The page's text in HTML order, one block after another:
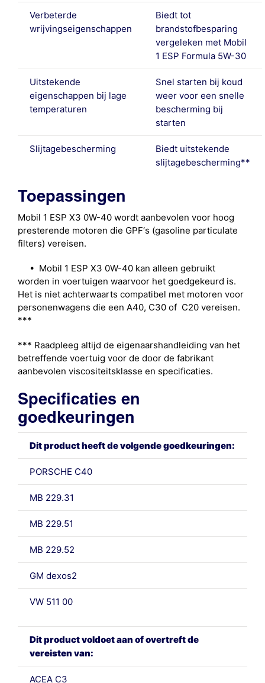
Verbeterde
wrijvingseigenschappen
Biedt tot
brandstofbesparing
vergeleken met Mobil
1 ESP Formula 5W-30
Uitstekende
eigenschappen bij lage
temperaturen
Snel starten bij koud
weer voor een snelle
bescherming bij
starten
Slijtagebescherming
Biedt uitstekende
slijtagebescherming**
Toepassingen
Mobil 1 ESP X3 0W-40 wordt aanbevolen voor hoog
presterende motoren die GPF‘s (gasoline particulate
filters) vereisen.
• Mobil 1 ESP X3 0W-40 kan alleen gebruikt
worden in voertuigen waarvoor het goedgekeurd is.
Het is niet achterwaarts compatibel met motoren voor
personenwagens die een A40, C30 of C20 vereisen.
***
*** Raadpleeg altijd de eigenaarshandleiding van het
betreffende voertuig voor de door de fabrikant
aanbevolen viscositeitsklasse en specificaties.
Specificaties en
goedkeuringen
Dit product heeft de volgende goedkeuringen:
PORSCHE C40
MB 229.31
MB 229.51
MB 229.52
GM dexos2
VW 511 00
Dit product voldoet aan of overtreft de
vereisten van:
ACEA C3